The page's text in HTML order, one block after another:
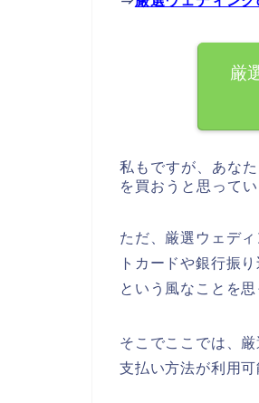
厳
私もですが、あな
を買おうと思って
ただ、厳選ウェデ
トカードや銀行振
という風なことを
そこでここでは、
支払い方法が利用